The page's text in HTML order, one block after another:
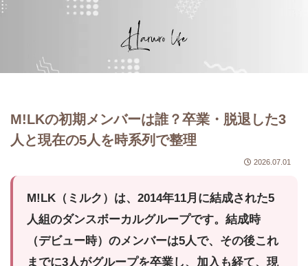
M!LKの初期メンバーは誰？卒業・脱退した3
人と現在の5人を時系列で整理
2026.07.01
M!LK（ミルク）は、2014年11月に結成された5
人組のダンスボーカルグループです。結成時
（デビュー時）のメンバーは5人で、その後これ
までに3人がグループを卒業し、加入も経て、現